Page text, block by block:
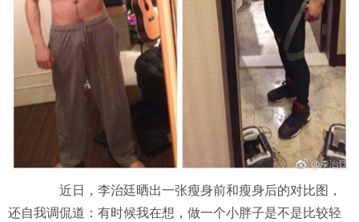
近日，李治廷晒出一张瘦身前和瘦身后的对比图，
还自我调侃道：有时候我在想，做一个小胖子是不是比较轻